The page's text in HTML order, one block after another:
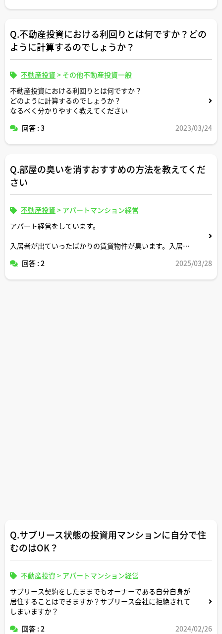
Q.不動産投資における利回りとは何ですか？どの
ように計算するのでしょうか？
不動産投資> その他不動産投資一般
不動産投資における利回りとは何ですか？
どのように計算するのでしょうか？
なるべく分かりやすく教えてください
回答 : 3
2023/03/24
Q.部屋の臭いを消すおすすめの方法を教えてくだ
さい
不動産投資> アパートマンション経営
アパート経営をしています。
入居者が出ていったばかりの賃貸物件が臭います。入居者
最強の方法は何でしょうか？
回答 : 2 2025/03/28
Q.サブリース状態の投資用マンションに自分で住
むのはOK？
不動産投資> アパートマンション経営
サブリース契約をしたままでもオーナーである自分自身が
居住することはできますか？サブリース会社に拒絶されて
しまいますか？
回答 : 2
2024/02/26